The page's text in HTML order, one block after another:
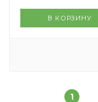
В КОРЗИНУ
1